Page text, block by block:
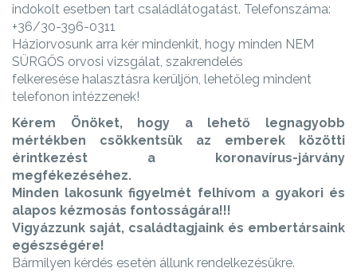
indokolt esetben tart családlátogatást. Telefonszáma:
+36/30-396-0311
Háziorvosunk arra kér mindenkit, hogy minden NEM
SÜRGŐS orvosi vizsgálat, szakrendelés
felkeresése halasztásra kerüljön, lehetőleg mindent
telefonon intézzenek!
Kérem Önöket, hogy a lehető legnagyobb
mértékben csökkentsük az emberek közötti
érintkezést a koronavírus-járvány
megfékezéséhez.
Minden lakosunk figyelmét felhívom a gyakori és
alapos kézmosás fontosságára!!!
Vigyázzunk saját, családtagjaink és embertársaink
egészségére!
Bármilyen kérdés esetén állunk rendelkezésükre.